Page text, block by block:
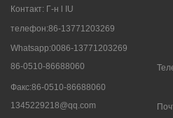
Контакт: Г-н l IU
телефон:86-13771203269
Whatsapp:0086-13771203269
86-0510-86688060
Факс:86-0510-86688060
1345229218@qq.com